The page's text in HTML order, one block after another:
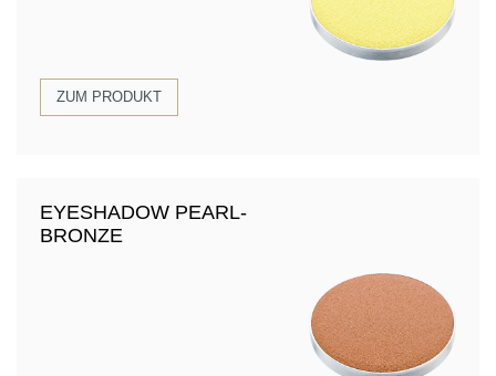
ZUM PRODUKT
EYESHADOW PEARL-
BRONZE